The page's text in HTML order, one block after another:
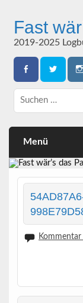
contentFast
2019-2025
Menü